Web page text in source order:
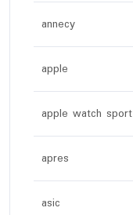
annecy
apple
apple watch sport
apres
asic